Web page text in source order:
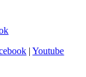
|Youtube